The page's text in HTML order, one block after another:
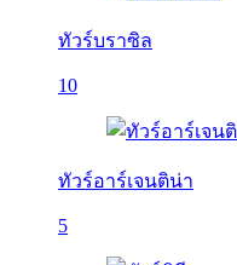
ทัวร์บราซิล
10
ทัวร์อาร์เจนติน่า
5